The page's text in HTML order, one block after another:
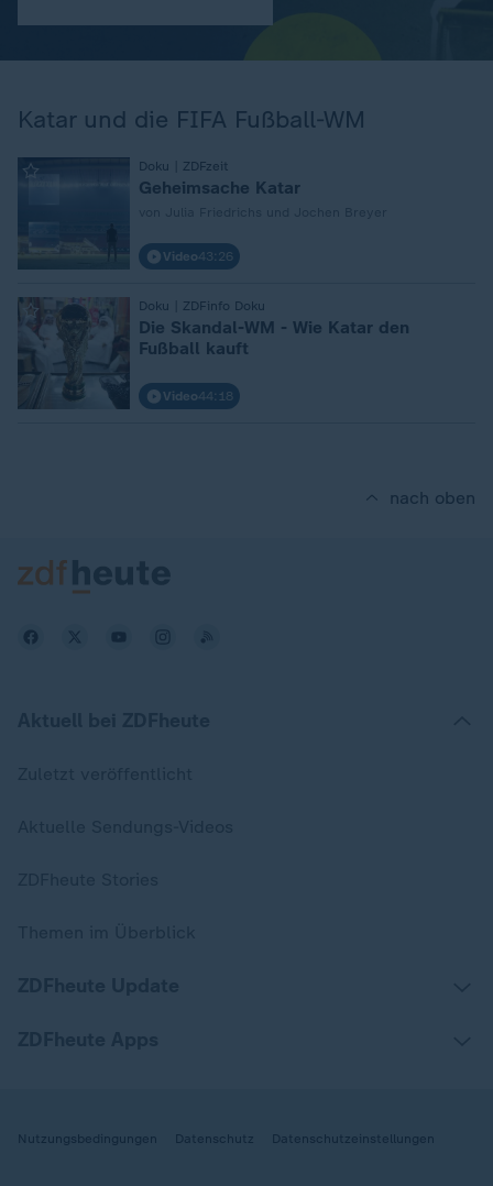
Katar und die FIFA Fußball-WM
Doku | ZDFzeit
: Geheimsache Katar
Video43:26
Doku | ZDFinfo Doku
Die Skandal-WM - Wie Katar den
Fußball kauft
Video44:18
nach oben
Nutzungsbedingungen Datenschutz Datenschutzeinstellungen